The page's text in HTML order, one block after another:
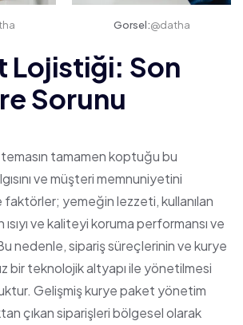
Gorsel:@datha
Lojistiği: Son
Sorunu
tamamen koptuğu bu
ve müşteri memnuniyetini
yemeğin lezzeti, kullanılan
ısıyı ve kaliteyi koruma performansı ve
Bu nedenle, sipariş süreçlerinin ve kurye
bir teknolojik altyapı ile yönetilmesi
Gelişmiş kurye paket yönetim
çıkan siparişleri bölgesel olarak